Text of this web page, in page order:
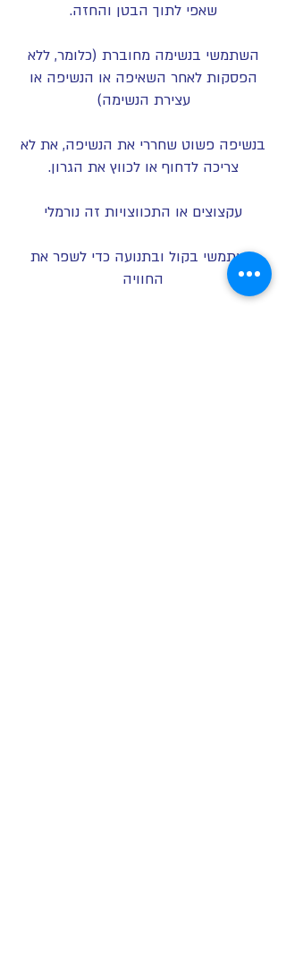
שאפי לתוך הבטן והחזה.
השתמשי בנשימה מחוברת (כלומר, ללא
הפסקות לאחר השאיפה או הנשיפה או
עצירת הנשימה)
בנשיפה פשוט שחררי את הנשיפה, את לא
צריכה לדחוף או לכווץ את הגרון.
עקצוצים או התכווצויות זה נורמלי
השתמשי בקול ובתנועה כדי לשפר את
החוויה